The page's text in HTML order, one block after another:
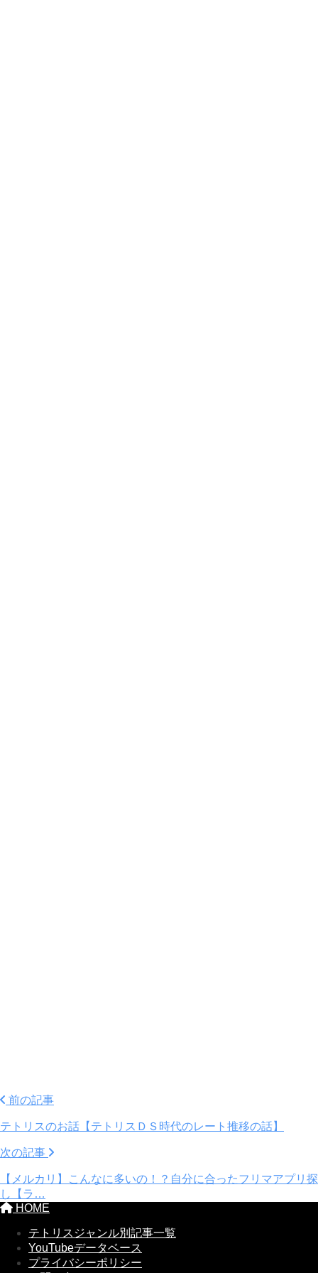
前の記事
テトリスのお話【テトリスＤＳ時代のレート推移の話】
次の記事
【メルカリ】こんなに多いの！？自分に合ったフリマアプリ探
し【ラ…
HOME
テトリスジャンル別記事一覧
YouTubeデータベース
プライバシーポリシー